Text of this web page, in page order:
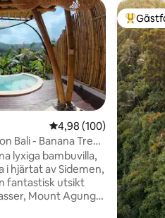
4,98 av 5 i
4,98 (100)
Bali - Banana Tree
lyxiga bambuvilla,
i hjärtat av Sidemen,
fantastisk utsikt
Mount Agung